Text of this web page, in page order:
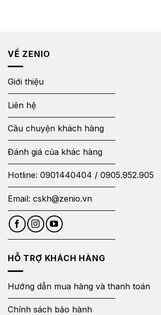
VỀ ZENIO
Giới thiệu
Liên hệ
Câu chuyện khách hàng
Đánh giá của khác hàng
Hotline: 0901440404 / 0905.952.905
Email: cskh@zenio.vn
HỖ TRỢ KHÁCH HÀNG
Hướng dẫn mua hàng và thanh toán
Chính sách bảo hành